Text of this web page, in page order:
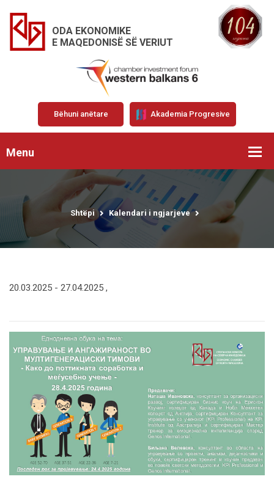
ODA EKONOMIKE
E MAQEDONISË SË VERIUT
Bëhuni anëtare Akademia Progresive
Menu
Shtëpi Kalendari i ngjarjeve
20.03.2025 - 27.04.2025 ,